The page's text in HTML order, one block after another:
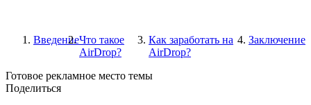
ВведениеЧто такое
AirDrop?
Как заработать на
AirDrop?
Заключение
Готовое рекламное место темы
Поделиться